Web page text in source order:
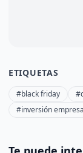
ETIQUETAS
#black friday
#inversión